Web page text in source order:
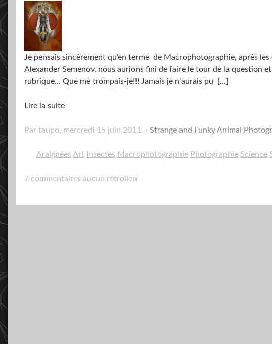
Je pensais sincèrement qu’en terme de Macrophotographie, après
Alexander Semenov, nous aurions fini de faire le tour de la question
rubrique… Que me trompais-je!!! Jamais je n’aurais pu
[…]
Lire la suite
Par taupo, mercredi 15 juin 2011 . Strange and Funky Animal
Araignées Art Insectes Macrophotographie Photographie Science
7 commentaires aucun rétrolien